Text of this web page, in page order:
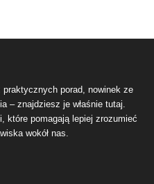
porad, nowinek ze
– znajdziesz je właśnie tutaj.
które pomagają lepiej zrozumieć
wokół nas.